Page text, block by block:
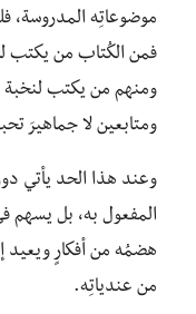
موضوعاتِه المدروسة،
فمن الكُتاب من يكتب
ومنهم من يكتب لنخبة
ومتابعين لا جماهيرَ
وعند هذا الحد يأتي
المفعول به، بل يسهم
هضمُه من أفكارٍ ويعيد
من عندياتِه.